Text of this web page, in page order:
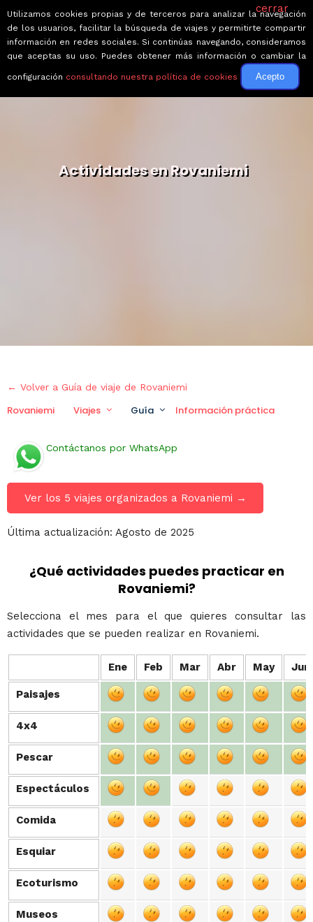
Actividades en Rovaniemi
← Volver a Guía de viaje de Rovaniemi
Rovaniemi Viajes Guía Información práctica
Contáctanos por WhatsApp
Ver los 5 viajes organizados a Rovaniemi →
Última actualización: Agosto de 2025
¿Qué actividades puedes practicar en
Rovaniemi?
Selecciona el mes para el que quieres consultar las
actividades que se pueden realizar en Rovaniemi.
Ene Feb Mar Abr May Jun
Paisajes
4x4
Pescar
Espectáculos
Comida
Esquiar
Ecoturismo
Museos
Paisajes
4x4
Pescar
Espectáculos
Comida
Esquiar
Ecoturismo
Museos
cerrar
Utilizamos cookies propias y de terceros para analizar la navegación
de los usuarios, facilitar la búsqueda de viajes y permitirte compartir
información en redes sociales. Si continúas navegando, consideramos
que aceptas su uso. Puedes obtener más información o cambiar la
configuración consultando nuestra política de cookies Acepto